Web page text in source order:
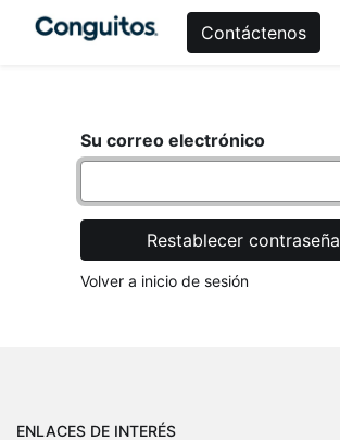
Contáctenos
Su correo electrónico
Restablecer contraseña
Volver a inicio de sesión
ENLACES DE INTERÉS